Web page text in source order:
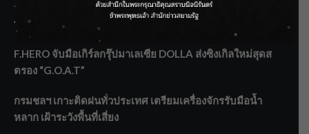
ราชเลขานุการในพระองค์ฯ ติดตามโครงการหุบกะพง–ห้วย
ทรายใต้ เสริมความมั่นคงน้ำเพชรบุรี
F.HERO จับมือเกิร์ลกรุ๊ปมาเลเซีย DOLLA ส่งซิงเกิลใหม่สุดส
ตรอง “G.O.A.T”
กรมชลฯ เกาะติดฝนทั่วประเทศ เตรียมเครื่องจักรรับมือน้ำ
หลาก เฝ้าระวังพื้นที่เสี่ยง